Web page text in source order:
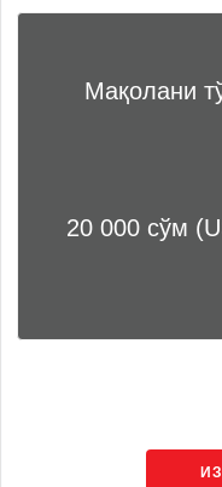
Мақолани
20 000 сўм